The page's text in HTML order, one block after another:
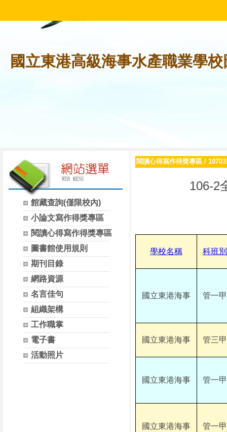
國立東港高級海事水產職業學
館藏查詢(僅限校內)
小論文寫作得獎專區
閱讀心得寫作得獎專區
圖書館使用規則
期刊目錄
網路資源
名言佳句
組織架構
工作職掌
電子書
活動照片
閱讀心得寫作得獎專區 /
106-2
學校名稱 科班別
國立東港海事 管一甲
國立東港海事 管三甲
國立東港海事 管一甲
國立東港海事 管一甲